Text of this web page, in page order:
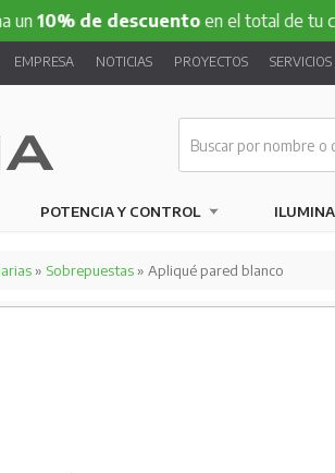
de descuentoen el total de tu compra!
EMPRESA NOTICIAS PROYECTOS SERVICIOS
POTENCIA Y CONTROL
» Sobrepuestas» Apliqué pared blanco